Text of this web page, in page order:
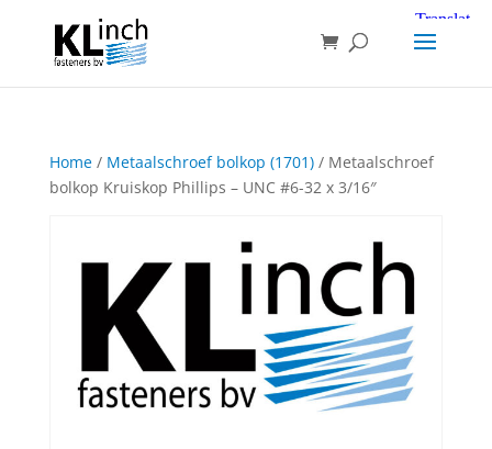
Home/ Metaalschroef bolkop (1701)/ Metaalschroef
bolkop Kruiskop Phillips – UNC #6-32 x 3/16″